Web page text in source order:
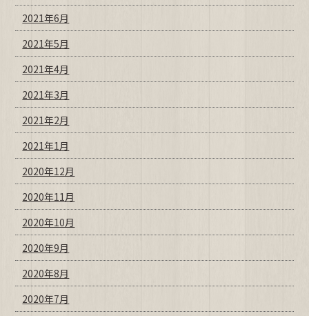
2021年6月
2021年5月
2021年4月
2021年3月
2021年2月
2021年1月
2020年12月
2020年11月
2020年10月
2020年9月
2020年8月
2020年7月